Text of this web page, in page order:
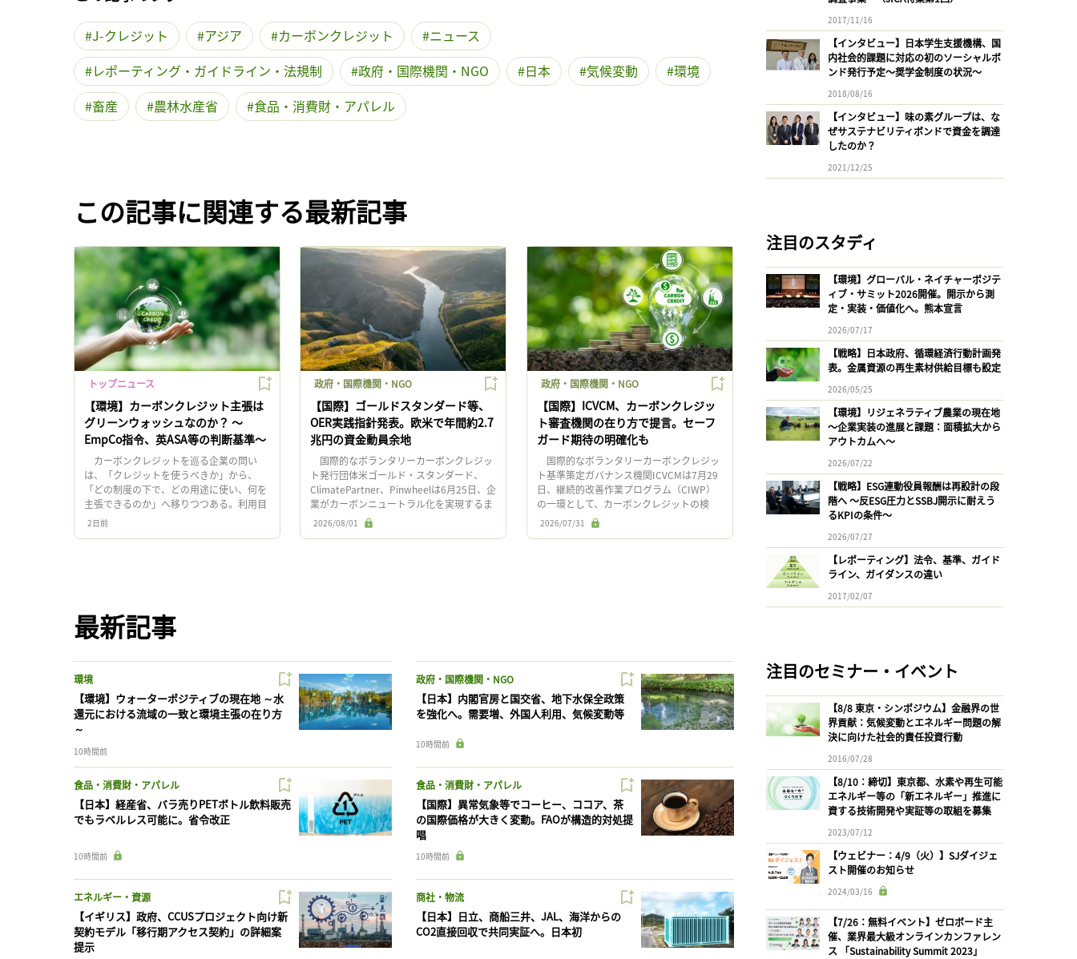
J-クレジット アジア カーボンクレジット
ニュース
レポーティング・ガイドライン・法規制
政府・国際機関・NGO 日本 気候変動
環境
畜産
農林水産省 食品・消費財・アパレル
この記事に関連する最新記事
トップニュース
【環境】カーボンクレジット主張は
グリーンウォッシュなのか？ 〜
EmpCo指令、英ASA等の判断基準〜
カーボンクレジットを巡る企業の問い
は、「クレジットを使うべきか」から、
「どの制度の下で、どの用途に使い、何を
主張できるのか」へ移りつつある。利用目
的によって、法的・会計上の扱いが大きく
2日前
政府・国際機関・NGO
【国際】ゴールドスタンダード等、
OER実践指針発表。欧米で年間約2.7
兆円の資金動員余地
国際的なボランタリーカーボンクレジッ
ト発行団体米ゴールド・スタンダード、
ClimatePartner、Pinwheelは6月25日、企
業がカーボンニュートラル化を実現するま
でに継続する温室効果ガス排出に関する責
任「On […]
2026/08/01
政府・国際機関・NGO
【国際】ICVCM、カーボンクレジッ
ト審査機関の在り方で提言。セーフ
ガード期待の明確化も
国際的なボランタリーカーボンクレジッ
ト基準策定ガバナンス機関ICVCMは7月29
日、継続的改善作業プログラム（CIWP）
の一環として、カーボンクレジットの検
証・認証機関（VVB）の監督の在り方に関
する報告書を公表した。 […]
2026/07/31
最新記事
環境
【環境】ウォーターポジティブの現在地 ～水
還元における流域の一致と環境主張の在り方
～
10時間前
政府・国際機関・NGO
【日本】内閣官房と国交省、地下水保全政策
を強化へ。需要増、外国人利用、気候変動等
10時間前
食品・消費財・アパレル
【日本】経産省、バラ売りPETボトル飲料販売
でもラベルレス可能に。省令改正
10時間前
食品・消費財・アパレル
【国際】異常気象等でコーヒー、ココア、茶
の国際価格が大きく変動。FAOが構造的対処提
唱
10時間前
エネルギー・資源
【イギリス】政府、CCUSプロジェクト向け新
契約モデル「移行期アクセス契約」の詳細案
提示
商社・物流
【日本】日立、商船三井、JAL、海洋からの
CO2直接回収で共同実証へ。日本初
2017/11/16
【インタビュー】日本学生支援機構、国
内社会的課題に対応の初のソーシャルボ
ンド発行予定〜奨学金制度の状況〜
2018/08/16
【インタビュー】味の素グループは、な
ぜサステナビリティボンドで資金を調達
したのか？
2021/12/25
注目のスタディ
【環境】グローバル・ネイチャーポジテ
ィブ・サミット2026開催。開示から測
定・実装・価値化へ。熊本宣言
2026/07/17
【戦略】日本政府、循環経済行動計画発
表。金属資源の再生素材供給目標も設定
2026/05/25
【環境】リジェネラティブ農業の現在地
〜企業実装の進展と課題：面積拡大から
アウトカムへ〜
2026/07/22
【戦略】ESG連動役員報酬は再設計の段
階へ 〜反ESG圧力とSSBJ開示に耐えう
るKPIの条件〜
2026/07/27
【レポーティング】法令、基準、ガイド
ライン、ガイダンスの違い
2017/02/07
注目のセミナー・イベント
【8/8 東京・シンポジウム】金融界の世
界貢献：気候変動とエネルギー問題の解
決に向けた社会的責任投資行動
2016/07/28
【8/10：締切】東京都、水素や再生可能
エネルギー等の「新エネルギー」推進に
資する技術開発や実証等の取組を募集
2023/07/12
【ウェビナー：4/9（火）】SJダイジェ
スト開催のお知らせ
2024/03/16
【7/26：無料イベント】ゼロボード主
催、業界最大級オンラインカンファレン
ス 「Sustainability Summit 2023」